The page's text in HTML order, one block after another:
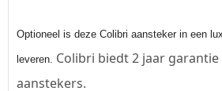
Optioneel is deze Colibri aansteker in een
leveren. Colibri biedt 2 jaar
aanstekers.